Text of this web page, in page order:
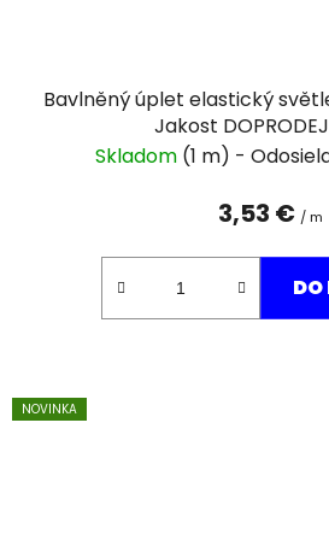
Bavlněný úplet elastický
Jakost
Skladom (1 m)
3,53 € / m
NOVINKA